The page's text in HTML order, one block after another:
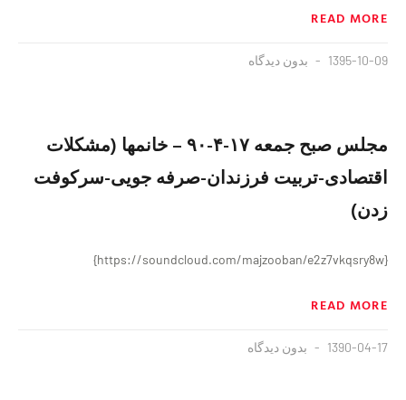
READ MORE
1395-10-09 بدون دیدگاه
مجلس صبح جمعه ۱۷-۴-۹۰ – خانمها (مشکلات
اقتصادی-تربیت فرزندان-صرفه جویی-سرکوفت
زدن)
{https://soundcloud.com/majzooban/e2z7vkqsry8w}
READ MORE
1390-04-17 بدون دیدگاه